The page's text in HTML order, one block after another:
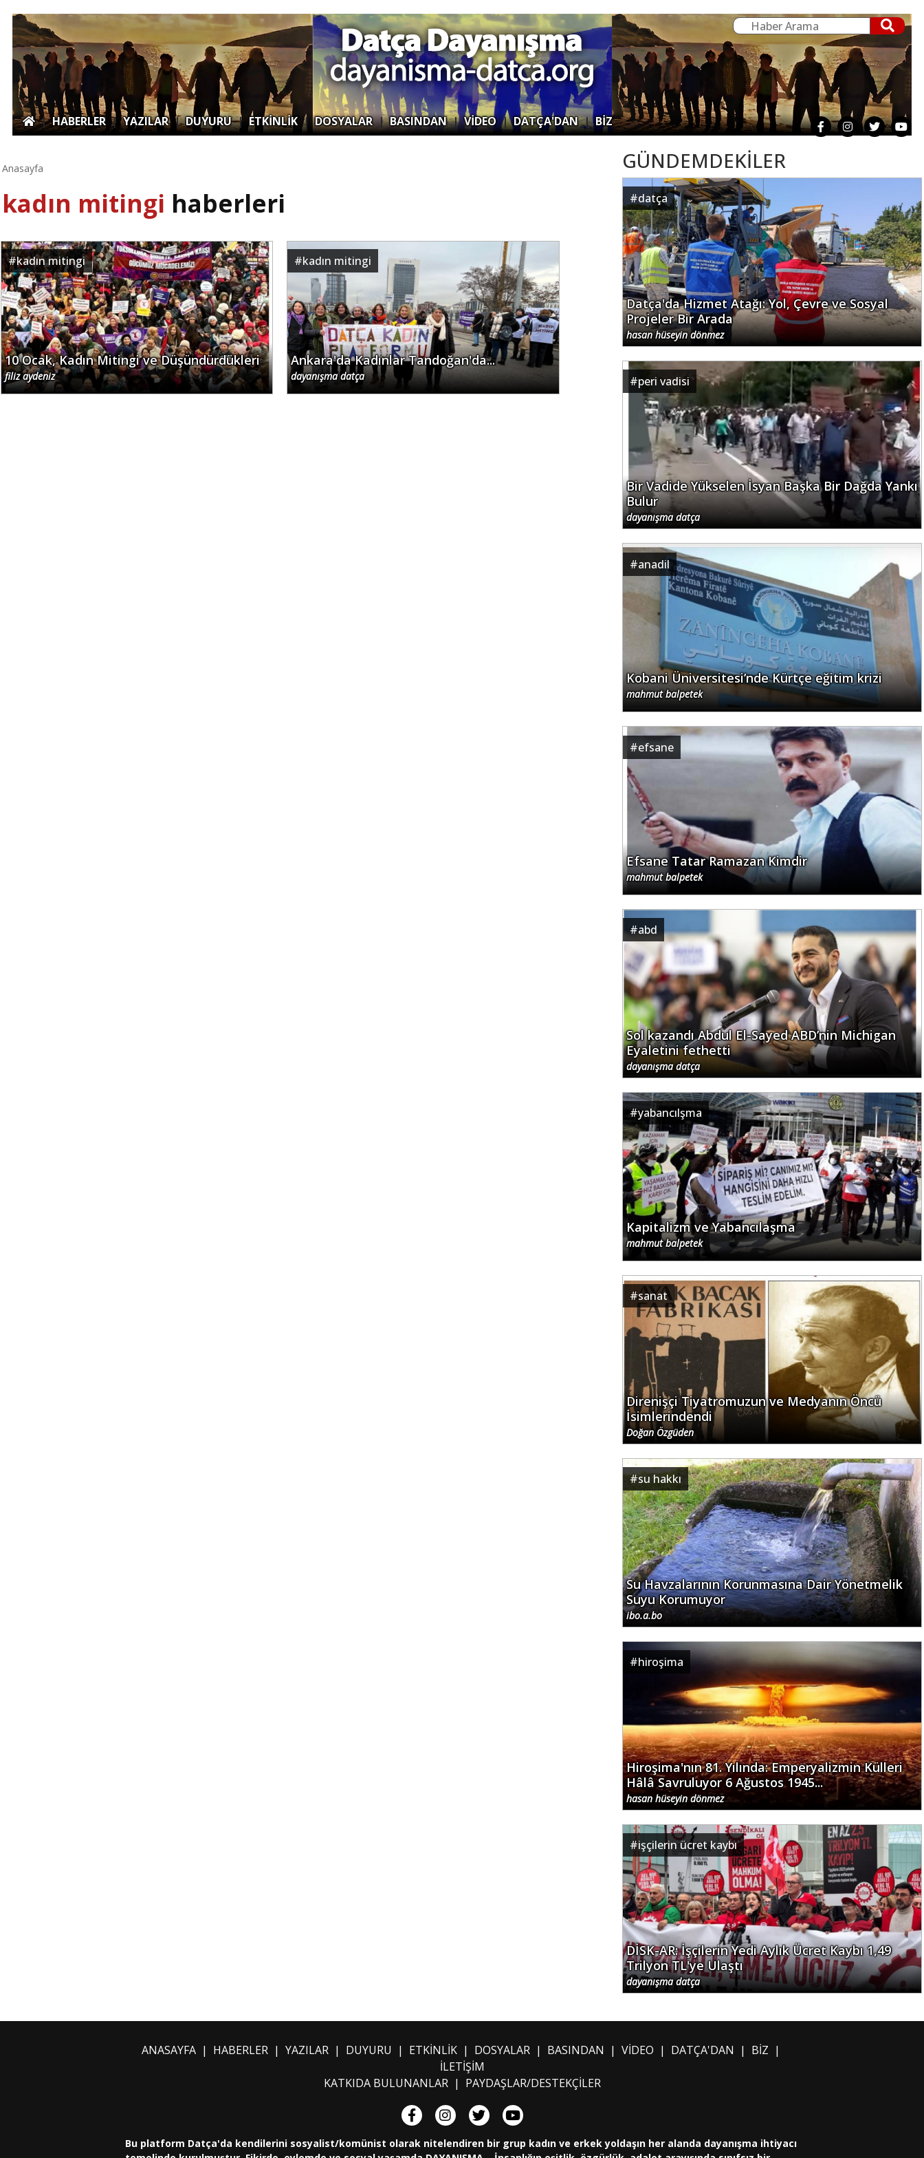
|HABERLER|YAZILAR|DUYURU| ETKİNLİK |DOSYALAR|BASINDAN|VİDEO|DATÇA'DAN|BİZ
Anasayfa
kadın mitingi haberleri
#kadın mitingi
10 Ocak, Kadın Mitingi ve Düşündürdükleri
filiz aydeniz
#kadın mitingi
Ankara'da Kadınlar Tandoğan'da...
dayanışma datça
GÜNDEMDEKİLER
#datça
Datça'da Hizmet Atağı: Yol, Çevre ve Sosyal
Projeler Bir Arada
hasan hüseyin dönmez
#peri vadisi
Bir Vadide Yükselen İsyan Başka Bir Dağda Yankı
Bulur
dayanışma datça
#anadil
Kobani Üniversitesi’nde Kürtçe eğitim krizi
mahmut balpetek
#efsane
Efsane Tatar Ramazan Kimdir
mahmut balpetek
#abd
Sol kazandı Abdul El-Sayed ABD’nin Michigan
Eyaletini fethetti
dayanışma datça
#yabancılşma
Kapitalizm ve Yabancılaşma
mahmut balpetek
#sanat
Direnişçi Tiyatromuzun ve Medyanın Öncü
İsimlerindendi
Doğan Özgüden
#su hakkı
Su Havzalarının Korunmasına Dair Yönetmelik
Suyu Korumuyor
ibo.a.bo
#hiroşima
Hiroşima'nın 81. Yılında: Emperyalizmin Külleri
Hâlâ Savruluyor 6 Ağustos 1945...
hasan hüseyin dönmez
#işçilerin ücret kaybı
DİSK-AR: İşçilerin Yedi Aylık Ücret Kaybı 1,49
Trilyon TL'ye Ulaştı
dayanışma datça
ANASAYFA| HABERLER| YAZILAR| DUYURU | ETKİNLİK| DOSYALAR| BASINDAN | VİDEO | DATÇA'DAN | BİZ |
İLETİŞİM
KATKIDA BULUNANLAR| PAYDAŞLAR/DESTEKÇİLER
Bu platform Datça'da kendilerini sosyalist/komünist olarak nitelendiren bir grup kadın ve erkek yoldaşın her alanda dayanışma ihtiyacı